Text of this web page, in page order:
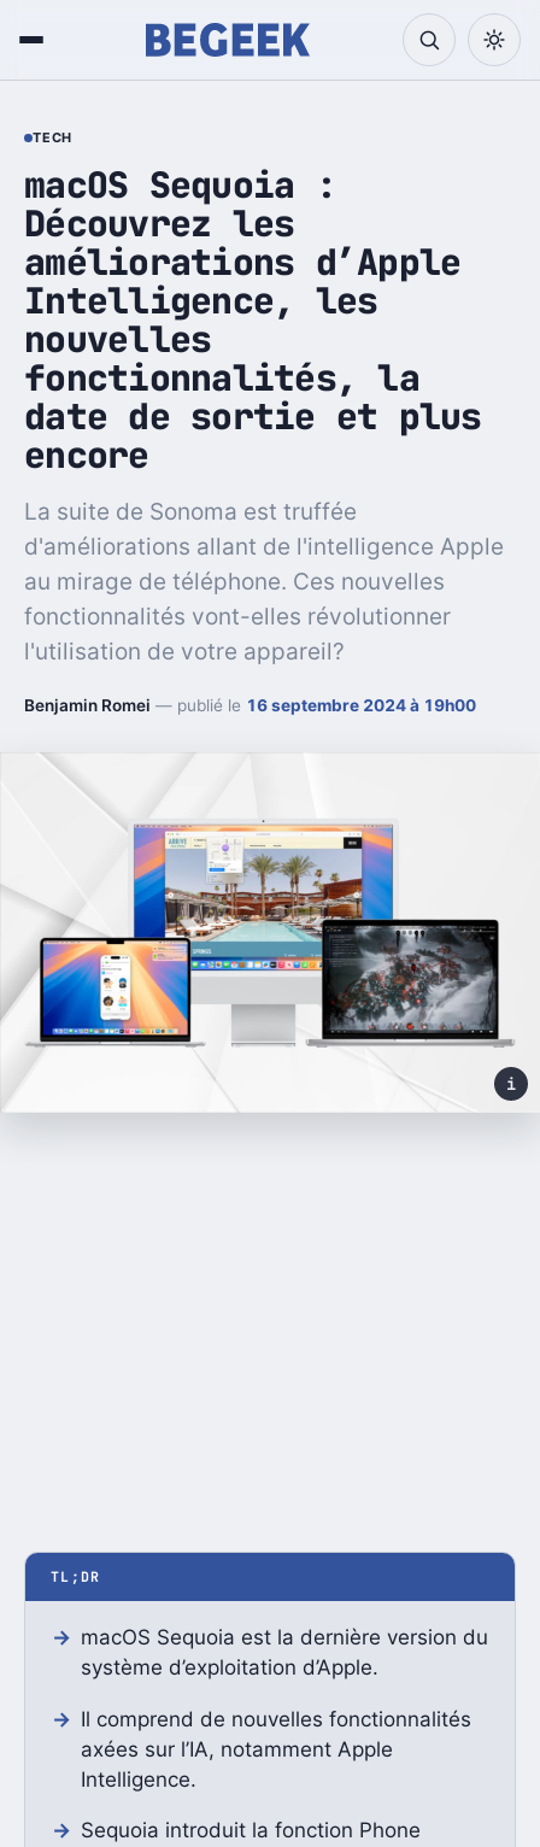
TECH
macOS Sequoia :
Découvrez les
améliorations d’Apple
Intelligence, les
nouvelles
fonctionnalités, la
date de sortie et plus
encore
La suite de Sonoma est truffée
d'améliorations allant de l'intelligence Apple
au mirage de téléphone. Ces nouvelles
fonctionnalités vont-elles révolutionner
l'utilisation de votre appareil?
Benjamin Romei — publié le 16 septembre 2024 à 19h00
i
TL;DR
macOS Sequoia est la dernière version du
système d’exploitation d’Apple.
Il comprend de nouvelles fonctionnalités
axées sur l’IA, notamment Apple
Intelligence.
Sequoia introduit la fonction Phone